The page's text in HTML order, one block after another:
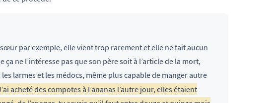
par exemple, elle vient trop rarement et elle ne fait aucun
ne l’intéresse pas que son père soit à l’article de la mort,
larmes et les médocs, même plus capable de manger autre
acheté des compotes à l’ananas l’autre jour, elles étaient